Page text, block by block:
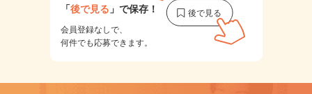
「後で見る 」で保存！
会員登録なしで、
何件でも応募できます。